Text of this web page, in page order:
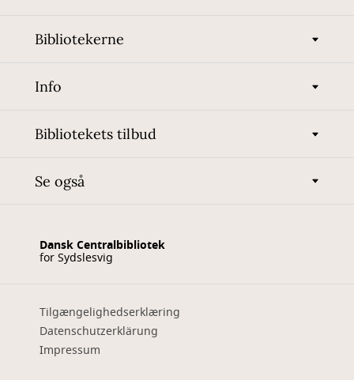
Bibliotekerne
Info
Bibliotekets tilbud
Se også
Dansk Centralbibliotek
for Sydslesvig
Tilgængelighedserklæring
Datenschutzerklärung
Impressum